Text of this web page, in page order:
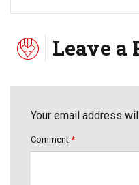
Leave a
Your email address
Comment *